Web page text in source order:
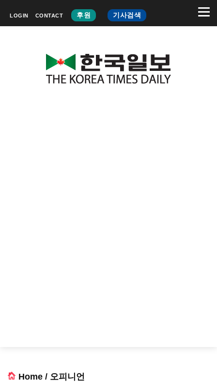
LOGIN CONTACT 후원 기사검색
Home / 오피니언